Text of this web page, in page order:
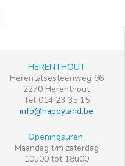
HERENTHOUT
Herentalsesteenweg 96
2270 Herenthout
Tel 014 23 35 15
info@happyland.be
Openingsuren:
Maandag t/m zaterdag
10u00 tot 18u00